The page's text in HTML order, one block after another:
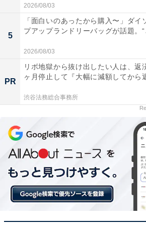
た、横浜港を望む歴史ある臨海公
山下公園
横浜で最も有名な公園のひとつ「山
2026/08/03
5
「面白いのあったから購入〜」ダイ
プアップランドリーバッグが話題。“
2026/08/03
PR
リボ地獄から抜け出したい人は、返
ヶ月停止して『大幅に減額してから
渋谷法務総合事務所